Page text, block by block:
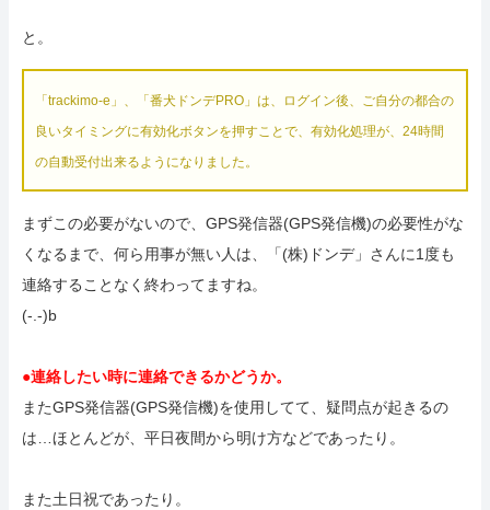
と。
「trackimo-e」、「番犬ドンデPRO」は、ログイン後、ご自分の都合の
良いタイミングに有効化ボタンを押すことで、有効化処理が、24時間
の自動受付出来るようになりました。
まずこの必要がないので、GPS発信器(GPS発信機)の必要性がな
くなるまで、何ら用事が無い人は、「(株)ドンデ」さんに1度も
連絡することなく終わってますね。
(-.-)b
●連絡したい時に連絡できるかどうか。
またGPS発信器(GPS発信機)を使用してて、疑問点が起きるの
は…ほとんどが、平日夜間から明け方などであったり。
また土日祝であったり。